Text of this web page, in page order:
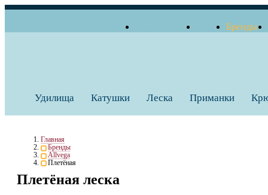
Бренды
Удилища Катушки Леска Приманки
Главная
Бренды
Allvega
Плетёная
Плетёная леска